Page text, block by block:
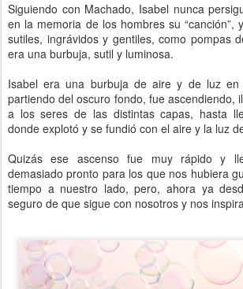
Siguiendo con Machado, Isabel nunca
en la memoria de los hombres su “canción”,
sutiles, ingrávidos y gentiles, como pompas
era una burbuja, sutil y luminosa.
Isabel era una burbuja de aire y de luz
partiendo del oscuro fondo, fue ascendiendo,
a los seres de las distintas capas, hasta
donde explotó y se fundió con el aire y la luz
Quizás ese ascenso fue muy rápido y
demasiado pronto para los que nos hubiera
tiempo a nuestro lado, pero, ahora ya
seguro de que sigue con nosotros y nos